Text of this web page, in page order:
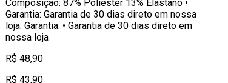
Composição: 87% Poliéster 13% Elastano •
Garantia: Garantia de 30 dias direto em nossa
loja. Garantia: • Garantia de 30 dias direto em
nossa loja
R$ 48,90
R$ 43,90